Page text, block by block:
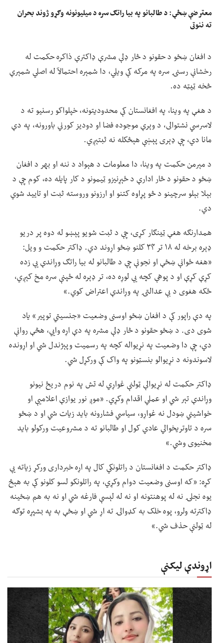
معترضې ښځې: د طالبانو په بیا راتګ سره د میلیونونه وګړو ژوند بحران
ته ننوتی
د افغان ښځو د حقونو د څار ډلې مشرې ډاکترې ذاکره حکمت له
رخشانې رسنۍ سره په مرکه کې ویلي، دا شمېره احتمالآ له اصلي شمېرې
څخه ټيټه ده.
د هغې په وینا، په افغانستان کې محدودیتونه، خپلواکو رسنیو ته د
لاسرسي نشتوالی، د وېرې موجوده فضا او دودیز کورني باورونه، په دې
مانا دي، چې ډېری پېښې هېڅکله نه ثبتېږي.
د مېرمن حکمت په وینا، دا معلومات د هېواد د ننه او بهر د افغان
ښځو د حقونو د څار ادارې د ځېړنیزو ټیمونو د کار پایله ده، کوم چې د
بېلا بېلو سرچینو د څو پړاوه کتنو او ارزونو وروسته ثبت او تایید شوي
دي.
همدارنګه هغې ټينګار کړی، چې د ثبت شویو پېښو له دوه پر دریو
ډېره برخه له ۱۸ تر ۳۴ کلنو ښځو اړوند دي. ډاکتر حکمت و ویل:
«هغه ځوانې ښځې او نجونې چې د طالبانو له بیا راتګ وړاندې یې زده
کړې کړې او د پوهې کچه یې لوړه ده، تر ډېره له ځپنې سره مخ کېږي،
ځکه هغوی د بې عدالتۍ په وړاندې اعتراض کوي.»
په دې راپور کې د افغان ښځو اوسنی وضعیت «جنسیتي توپیر» یاد
شوی دی. د ښځو حقونو د څار ډلې مشره په دې اړه وايي، هڅې روانې
دي، چې دا وضعیت په نړیواله کچه په رسمیت وپېژندل شي او اړونده
لاسوندونه د نړیوالو بنسټونو په واک کې ورکړل شي.
ډاکتر حکمت له نړیوالې ټولنې غواړي له تش په نوم دریځ نیونو
وړاندې تېر شي او عملي اقدام وکړي. «موږ نور یوازې اعلامیې او
خواشیني ښودل نه غواړو، سیاسي فشارونه باید زیات شي او د ښځو
سره د تاوتریخوالي عادي کول او طالبانو ته د مشروعیت ورکولو باید
مخنیوی وشي.»
ډاکتر حکمت د افغانستان د راتلونکي کال په اړه خبرداری ورکړ زیاته یې
کړه: «که اوسنی وضعیت دوام وکړي، په راتلونکو لسو کلونو کې به هېڅ
یوه نجلۍ نه له پوهنتونه او نه له لېسې فارغه شي او نه به هم ښځینه
ډاکترته ولرو، پوه خلک به کډوالۍ ته اړ شي او ښځې به په بشپړه توګه
له ټولنې حذف شي.»
اړوندې لیکنې